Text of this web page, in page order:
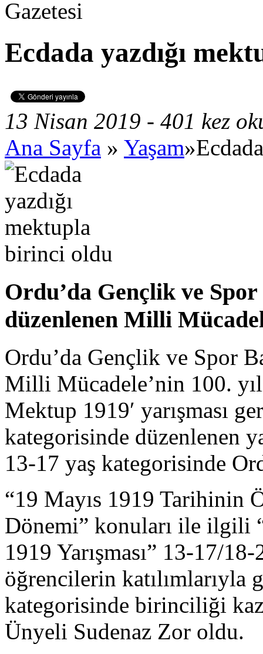
Ecdada yazdığı
13 Nisan 2019 - 401 kez
Ana Sayfa » Yaşam
Ordu’da Gençlik ve Spor
düzenlenen Milli
Ordu’da Gençlik ve Spor
Milli Mücadele’nin 100.
Mektup 1919′ yarışması
kategorisinde düzenlenen
13-17 yaş kategorisinde
“19 Mayıs 1919 Tarihinin
Dönemi” konuları ile ilgili
1919 Yarışması” 13-17/
öğrencilerin katılımlarıyla
kategorisinde birinciliği
Ünyeli Sudenaz Zor oldu.